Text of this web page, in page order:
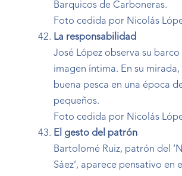
Barquicos de Carboneras.
Foto cedida por Nicolás
La responsabilidad
José López observa su barco
imagen íntima. En su
buena pesca en una época
pequeños.
Foto cedida por Nicolás
El gesto del patrón
Bartolomé Ruiz, patrón del
Sáez’, aparece pensativo en